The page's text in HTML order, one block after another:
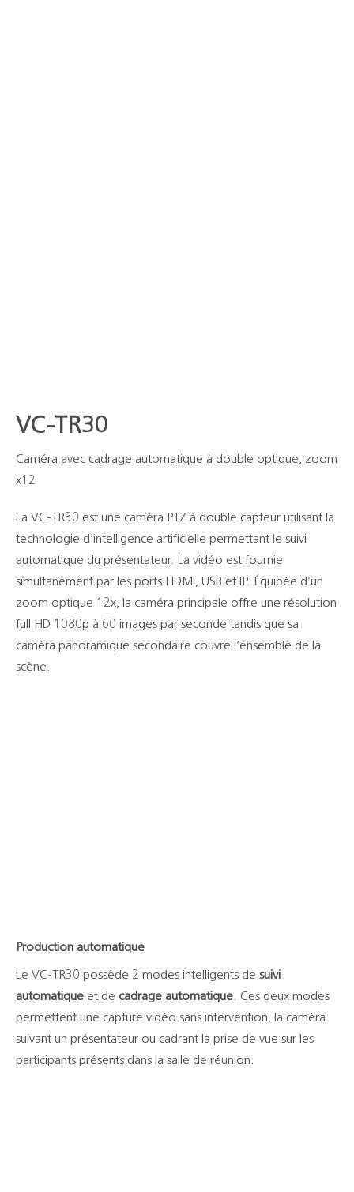
VC-TR30
Caméra avec cadrage automatique à double optique, zoom
x12
La VC-TR30 est une caméra PTZ à double capteur utilisant la
technologie d’intelligence artificielle permettant le suivi
automatique du présentateur. La vidéo est fournie
simultanément par les ports HDMI, USB et IP. Équipée d’un
zoom optique 12x, la caméra principale offre une résolution
full HD 1080p à 60 images par seconde tandis que sa
caméra panoramique secondaire couvre l’ensemble de la
scène.
Production automatique
Le VC-TR30 possède 2 modes intelligents de suivi
automatiqueet de cadrage automatique. Ces deux modes
permettent une capture vidéo sans intervention, la caméra
suivant un présentateur ou cadrant la prise de vue sur les
participants présents dans la salle de réunion.